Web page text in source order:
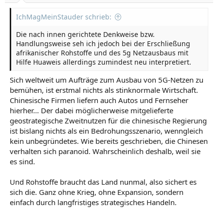
IchMagMeinStauder schrieb:
Die nach innen gerichtete Denkweise bzw.
Handlungsweise seh ich jedoch bei der Erschließung
afrikanischer Rohstoffe und des 5g Netzausbaus mit
Hilfe Huaweis allerdings zumindest neu interpretiert.
Sich weltweit um Aufträge zum Ausbau von 5G-Netzen zu
bemühen, ist erstmal nichts als stinknormale Wirtschaft.
Chinesische Firmen liefern auch Autos und Fernseher
hierher... Der dabei möglicherweise mitgelieferte
geostrategische Zweitnutzen für die chinesische Regierung
ist bislang nichts als ein Bedrohungsszenario, wenngleich
kein unbegründetes. Wie bereits geschrieben, die Chinesen
verhalten sich paranoid. Wahrscheinlich deshalb, weil sie
es sind.
Und Rohstoffe braucht das Land nunmal, also sichert es
sich die. Ganz ohne Krieg, ohne Expansion, sondern
einfach durch langfristiges strategisches Handeln.